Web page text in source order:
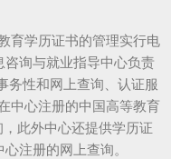
育学历证书的管理实行电
询与就业指导中心负责
务性和网上查询、认证服
中心注册的中国高等教育
此外中心还提供学历证
注册的网上查询。